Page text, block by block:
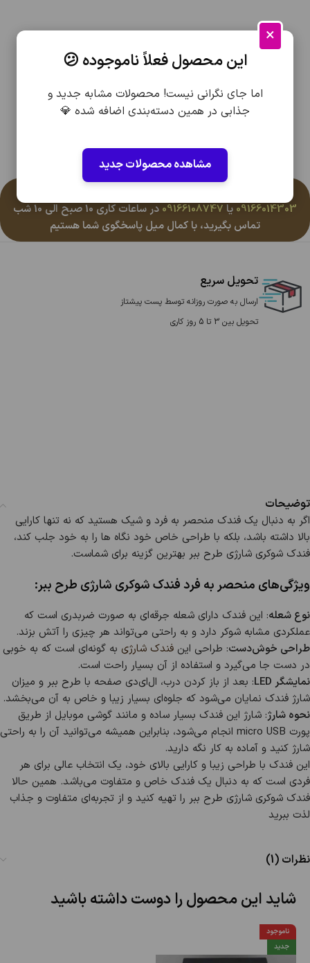
09166014303 یا 09166108747
در ساعات کاری 10 صبح الی 10 شب
تماس بگیرید، با کمال میل پاسخگوی شما هستیم
تحویل سریع
ارسال به صورت روزانه توسط پست پیشتاز
تحویل بین 3 تا 5 روز کاری
توضیحات
اگر به دنبال یک فندک منحصر به فرد و شیک هستید که نه تنها کارایی
بالا داشته باشد، بلکه با طراحی خاص خود نگاه ها را به خود جلب کند،
فندک شوکری شارژی طرح ببر بهترین گزینه برای شماست.
ویژگی‌های منحصر به فرد فندک شوکری شارژی طرح ببر:
نوع شعله: این فندک دارای شعله جرقه‌ای به صورت ضربدری است که
عملکردی مشابه شوکر دارد و به راحتی می‌تواند هر چیزی را آتش بزند.
طراحی خوش‌دست: طراحی این فندک شارژی به گونه‌ای است که به خوبی
در دست جا می‌گیرد و استفاده از آن بسیار راحت است.
نمایشگر LED
: بعد از باز کردن درب، ال‌ای‌دی صفحه با طرح ببر و میزان
شارژ فندک نمایان می‌شود که جلوه‌ای بسیار زیبا و خاص به آن می‌بخشد.
نحوه شارژ: شارژ این فندک بسیار ساده و مانند گوشی موبایل از طریق
پورت micro USB انجام می‌شود، بنابراین همیشه می‌توانید آن را به راحتی
شارژ کنید و آماده به کار نگه دارید.
این فندک با طراحی زیبا و کارایی بالای خود، یک انتخاب عالی برای هر
فردی است که به دنبال یک فندک خاص و متفاوت می‌باشد. همین حالا
فندک شوکری شارژی طرح ببر را تهیه کنید و از تجربه‌ای متفاوت و جذاب
لذت ببرید
نظرات (1)
شاید این محصول را دوست داشته باشید
ناموجود
جدید
×
این محصول فعلاً ناموجوده 😕
اما جای نگرانی نیست! محصولات مشابه جدید و
جذابی در همین دسته‌بندی اضافه شده 💎
مشاهده محصولات جدید